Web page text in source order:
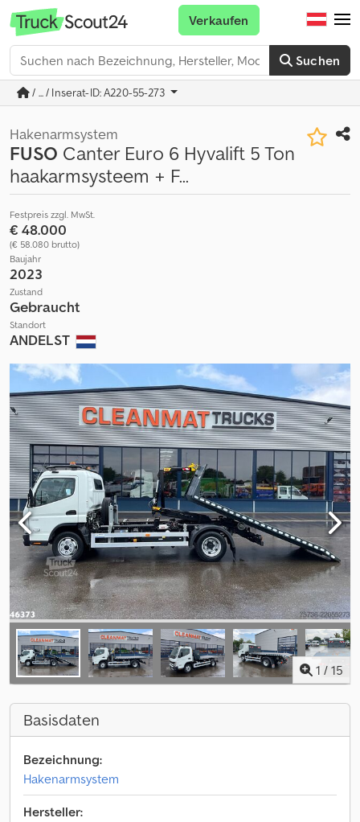
Suchen
Verkaufen
/ ... / Inserat-ID: A220-55-273
Hakenarmsystem
FUSO Canter Euro 6 Hyvalift 5 Ton
haakarmsysteem + F...
Festpreis zzgl. MwSt.
€ 48.000
(€ 58.080 brutto)
Baujahr
2023
Zustand
Gebraucht
Standort
ANDELST
1 / 15
Basisdaten
Bezeichnung:
Hakenarmsystem
Hersteller: